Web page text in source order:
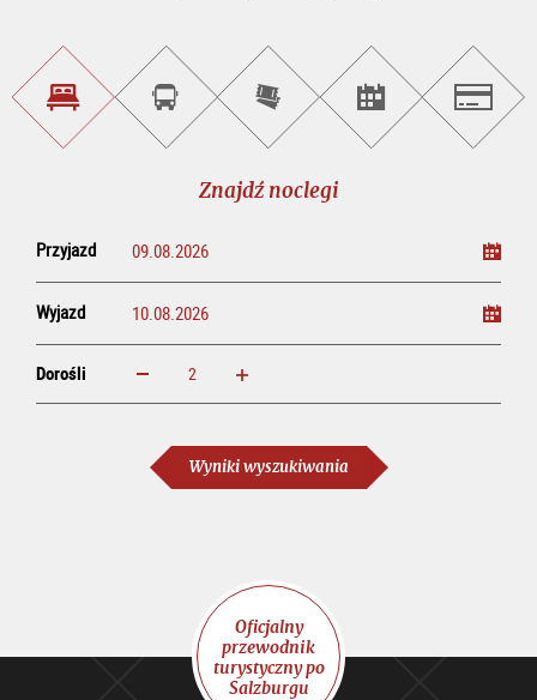
Znajdź
noclegi
Rezerwacja
wycieczek
Kup
bilety
on-
Szukaj
imprez
Znajdź noclegi
Przyjazd
Wyjazd
Dorośli powiększ zmniejsz
Wyniki wyszukiwania
Oficjalny
przewodnik
turystyczny po
Salzburgu